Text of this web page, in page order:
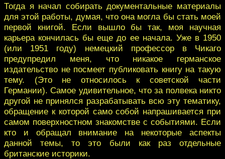
Тогда я начал собирать документальные материалы
для этой работы, думая, что она могла бы стать моей
первой книгой. Если вышло бы так, моя научная
карьера кончилась бы еще до ее начала. Уже в 1950
(или 1951 году) немецкий профессор в Чикаго
предупредил меня, что никакое германское
издательство не посмеет публиковать книгу на такую
тему. (Это не относилось к советской части
Германии). Самое удивительное, что за полвека никто
другой не принялся разрабатывать всю эту тематику,
обращение к которой само собой напрашивается при
самом поверхностном знакомстве с событиями. Если
кто и обращал внимание на некоторые аспекты
данной темы, то это были как раз отдельные
британские историки.